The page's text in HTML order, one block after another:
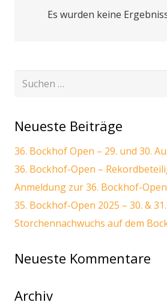
Es wurden keine
Suchen
Neueste Beiträge
36. Bockhof Open – 29. und 30.
36. Bockhof-Open –
Anmeldung zur 36. Bockhof-Open
35. Bockhof-Open 2025 – 30. &
Storchennachwuchs auf dem
Neueste Kommentare
Archiv